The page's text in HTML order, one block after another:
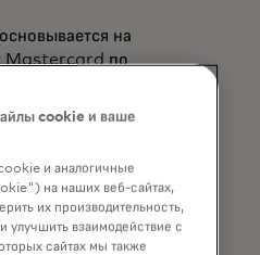
на
Mastercard по
и
входят:
кризиса
до 25
качестве
cookie и ваше
и аналогичные
на наших веб-сайтах,
их производительность,
улучшить взаимодействие с
сайтах мы также